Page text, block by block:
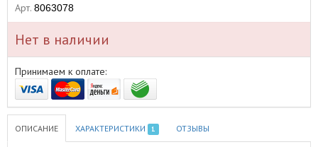
Арт. 8063078
Нет в наличии
Принимаем к оплате:
ОПИСАНИЕ ХАРАКТЕРИСТИКИ 1 ОТЗЫВЫ